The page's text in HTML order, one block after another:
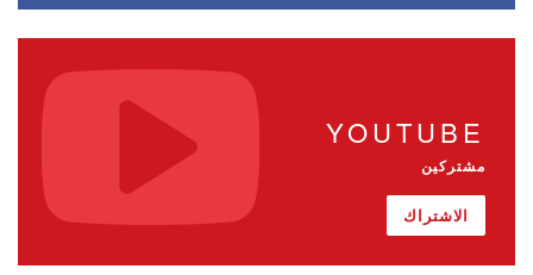
YOUTUBE
مشتركين
الاشتراك